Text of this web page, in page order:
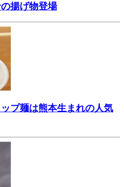
揚げ物登場
プ麺は熊本生まれの人気